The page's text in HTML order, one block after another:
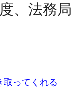
、法務局
取ってくれる